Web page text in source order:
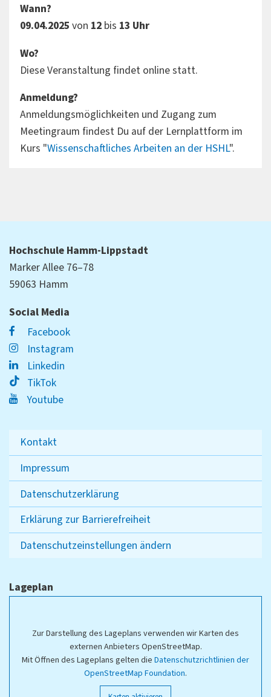
Wann?
09.04.2025 von 12 bis 13 Uhr
Wo?
Diese Veranstaltung findet online statt.
Anmeldung?
Anmeldungsmöglichkeiten und Zugang zum
Meetingraum findest Du auf der Lernplattform im
Kurs "Wissenschaftliches Arbeiten an der HSHL".
Hochschule Hamm-Lippstadt
Marker Allee 76–78
59063 Hamm
Social Media
Facebook
Instagram
Linkedin
TikTok
Youtube
Kontakt
Impressum
Datenschutzerklärung
Erklärung zur Barrierefreiheit
Datenschutzeinstellungen ändern
Lageplan
Zur Darstellung des Lageplans verwenden wir Karten des
externen Anbieters OpenStreetMap.
Mit Öffnen des Lageplans gelten die Datenschutzrichtlinien der
OpenStreetMap Foundation.